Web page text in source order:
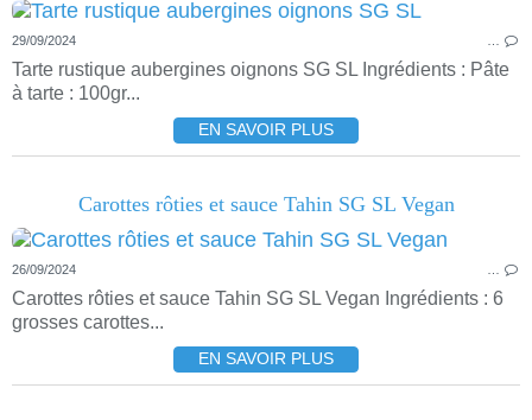
29/09/2024
Tarte rustique aubergines oignons SG SL Ingrédients : Pâte
à tarte : 100gr...
EN SAVOIR PLUS
Carottes rôties et sauce Tahin SG SL Vegan
26/09/2024
Carottes rôties et sauce Tahin SG SL Vegan Ingrédients : 6
grosses carottes...
EN SAVOIR PLUS